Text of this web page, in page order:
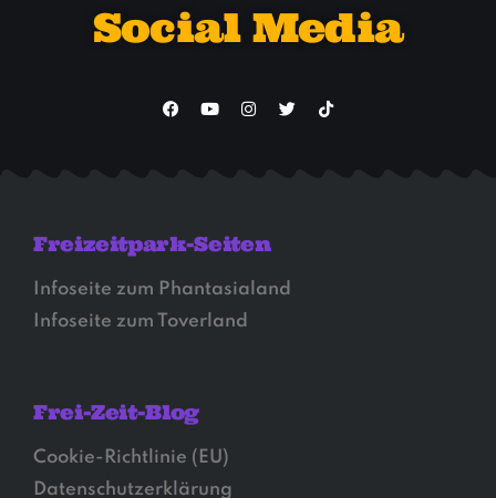
Social Media
Freizeitpark-Seiten
Infoseite zum Phantasialand
Infoseite zum Toverland
Frei-Zeit-Blog
Cookie-Richtlinie (EU)
Datenschutzerklärung